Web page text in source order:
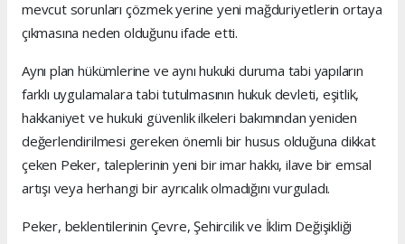
mevcut sorunları çözmek yerine yeni mağduriyetlerin ortaya
çıkmasına neden olduğunu ifade etti.
Aynı plan hükümlerine ve aynı hukuki duruma tabi yapıların
farklı uygulamalara tabi tutulmasının hukuk devleti, eşitlik,
hakkaniyet ve hukuki güvenlik ilkeleri bakımından yeniden
değerlendirilmesi gereken önemli bir husus olduğuna dikkat
çeken Peker, taleplerinin yeni bir imar hakkı, ilave bir emsal
artışı veya herhangi bir ayrıcalık olmadığını vurguladı.
Peker, beklentilerinin Çevre, Şehircilik ve İklim Değişikliği